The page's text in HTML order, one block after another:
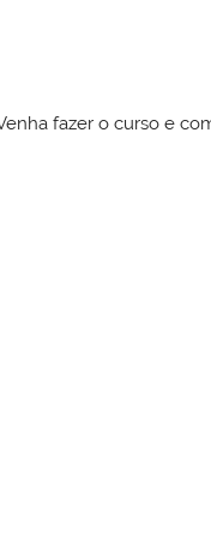
fazer o curso e